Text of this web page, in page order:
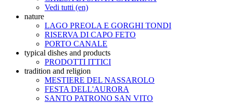
Vedi tutti (en)
nature
LAGO PREOLA E GORGHI TONDI
RISERVA DI CAPO FETO
PORTO CANALE
typical dishes and products
PRODOTTI ITTICI
tradition and religion
MESTIERE DEL NASSAROLO
FESTA DELL'AURORA
SANTO PATRONO SAN VITO